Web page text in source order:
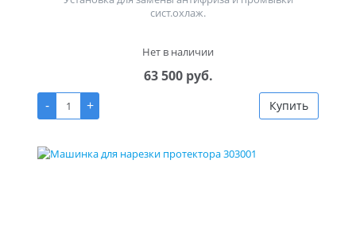
сист.охлаж.
Нет в наличии
63 500 руб.
-
+ Купить